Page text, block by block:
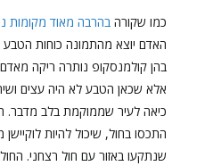
כמו שקורה בהרבה מאוד מקומות
האדם יוצא מהתמונה כוחות
בהן קולמנסקופ נותרה ריקה
אלא שכאן הטבע לא היה עצים
כיאה לעיר שממוקמת בלב מדבר.
התכסו בחול, שיכול להיות
שנתקעו באזור עם חול רצחני.